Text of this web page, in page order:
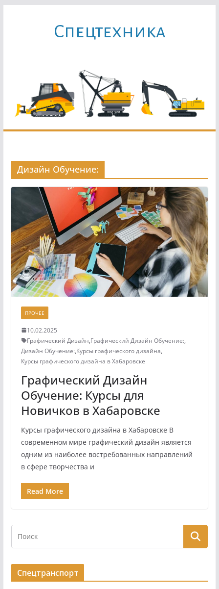
содержимомуCпецтехника
Дизайн Обучение:
ПРОЧЕЕ
10.02.2025
Графический Дизайн,Графический Дизайн Обучение:,
Дизайн Обучение:,Курсы графического дизайна,
Курсы графического дизайна в Хабаровске
Графический Дизайн
Обучение: Курсы для
Новичков в Хабаровске
Курсы графического дизайна в Хабаровске В
современном мире графический дизайн является
одним из наиболее востребованных направлений
в сфере творчества и
Read More
Спецтранспорт